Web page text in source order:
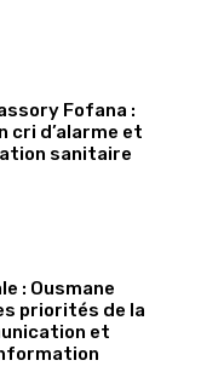
Fofana :
cri d’alarme et
sanitaire
: Ousmane
priorités de la
et